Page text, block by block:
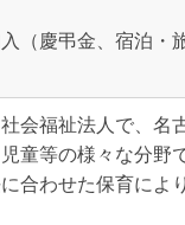
（慶弔金、宿泊・
会福祉法人で、
童等の様々な分野
合わせた保育に